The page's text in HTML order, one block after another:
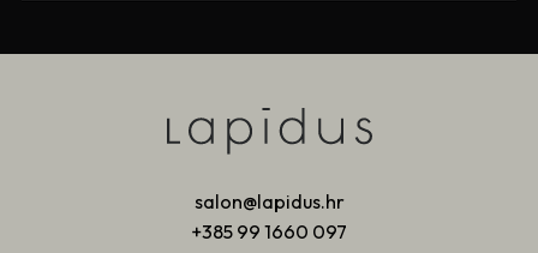
salon@lapidus.hr
+385 99 1660 097